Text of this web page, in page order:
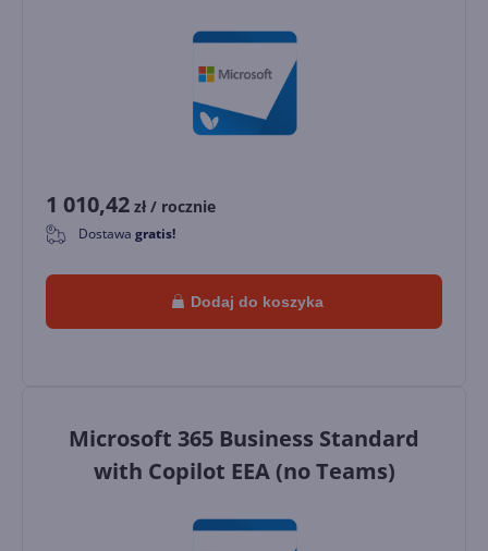
1 010,42 zł / rocznie
0 Dostawa gratis!
Dodaj do koszyka
Microsoft 365 Business Standard
with Copilot EEA (no Teams)